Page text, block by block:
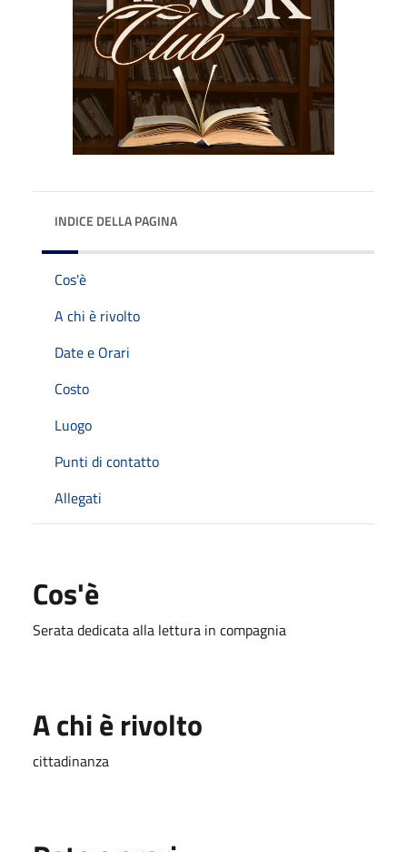
INDICE DELLA PAGINA
Cos'è
A chi è rivolto
Date e Orari
Costo
Luogo
Punti di contatto
Allegati
Cos'è
Serata dedicata alla lettura in compagnia
A chi è rivolto
cittadinanza